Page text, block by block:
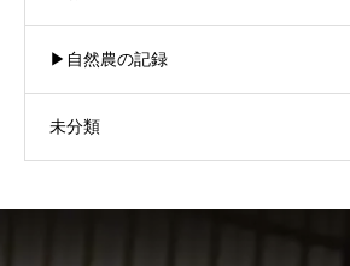
▶︎自然農の記録
未分類